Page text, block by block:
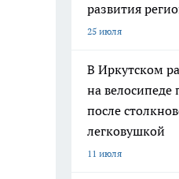
развития
25 июля
В Иркутском
на
после
легковушкой
11 июля